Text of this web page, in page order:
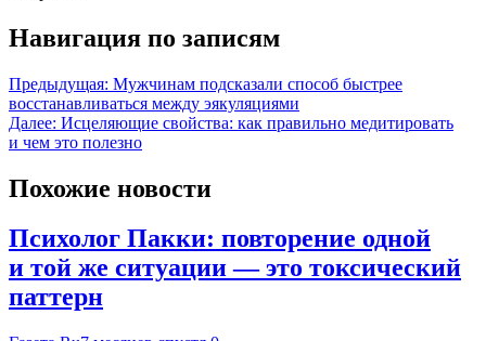
Навигация по записям
Предыдущая: Мужчинам подсказали способ быстрее
восстанавливаться между эякуляциями
Далее: Исцеляющие свойства: как правильно медитировать
и чем это полезно
Похожие новости
Психолог Пакки: повторение одной
и той же ситуации — это токсический
паттерн